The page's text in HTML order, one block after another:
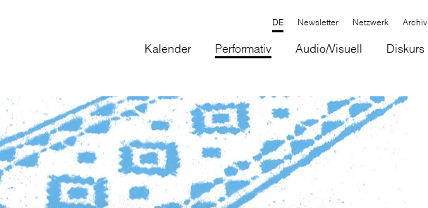
Newsletter Netzwerk Archiv
Kalender Performativ Audio/Visuell Diskurs